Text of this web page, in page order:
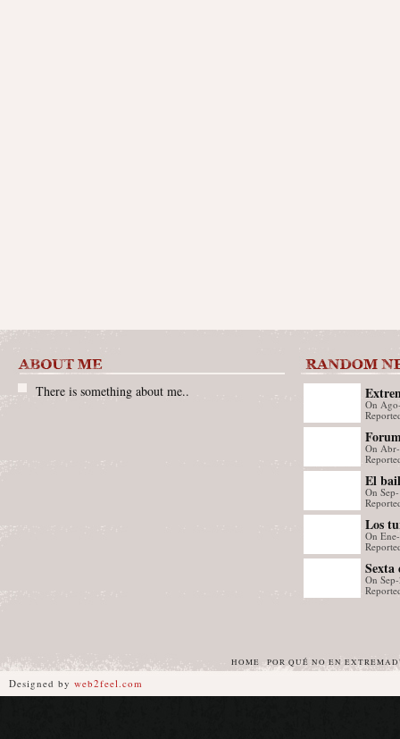
There is something about me..
On
con
On
El
un
On
Los
una
On
Sexta
Art
On
HOME POR QUÉ NO EN
Designed by web2feel.com